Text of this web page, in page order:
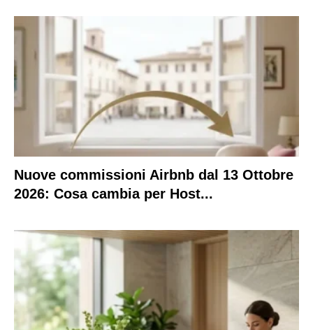
Nuove commissioni Airbnb dal 13 Ottobre
2026: Cosa cambia per Host...